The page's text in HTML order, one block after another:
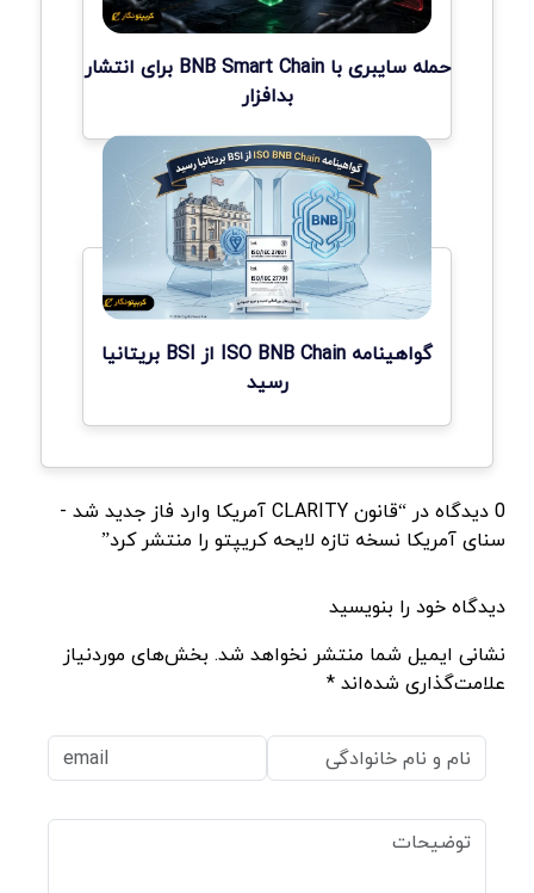
حمله سایبری با BNB Smart Chain برای انتشار
بدافزار
گواهینامه ISO BNB Chain از BSI بریتانیا
رسید
0 دیدگاه در “قانون CLARITY آمریکا وارد فاز جدید شد -
سنای آمریکا نسخه تازه لایحه کریپتو را منتشر کرد”
دیدگاه خود را بنویسید
نشانی ایمیل شما منتشر نخواهد شد. بخش‌های موردنیاز
علامت‌گذاری شده‌اند *